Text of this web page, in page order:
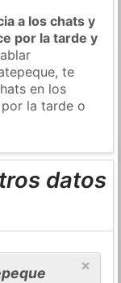
a los chats y
por la tarde y
te
en los
la tarde o
datos
×